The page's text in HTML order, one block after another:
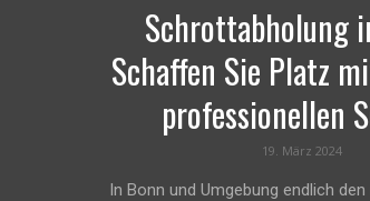
Schrottabholung
Schaffen Sie Platz
professionellen
19. März 2024
In Bonn und Umgebung endlich